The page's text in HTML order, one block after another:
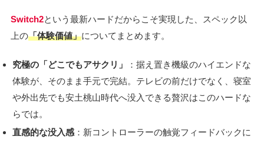
Switch2という最新ハードだからこそ実現した、スペック以
上の「体験価値」についてまとめます。
究極の「どこでもアサクリ」
：据え置き機級のハイエンドな
体験が、そのまま手元で完結。テレビの前だけでなく、寝室
や外出先でも安土桃山時代へ没入できる贅沢はこのハードな
らでは。
直感的な没入感 ：新コントローラーの触覚フィードバックに